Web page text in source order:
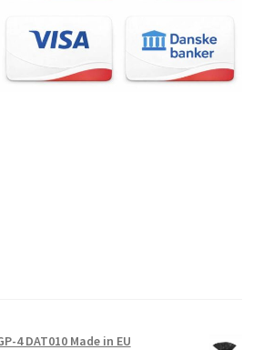
4 DAT010 Made in EU